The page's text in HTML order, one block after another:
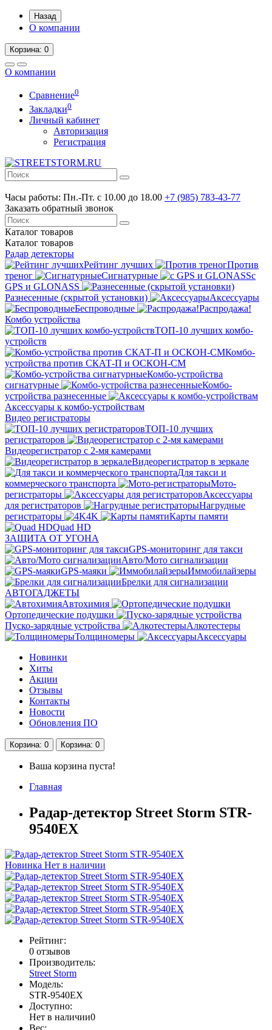
Назад
О компании
Корзина: 0
О компании
Сравнение0
Закладки0
Личный кабинет
Авторизация
Регистрация
Часы работы: Пн.-Пт. с 10.00 до 18.00 +7 (985) 783-43-77
Заказать обратный звонок
Каталог товаров
Каталог товаров
Радар детекторы
Рейтинг лучших
Против
треног
Сигнатурные
с
GPS и GLONASS
Разнесенные (скрытой установки)
Аксессуары
Беспроводные
Распродажа!
Комбо устройства
ТОП-10 лучших комбо-
устройств
Комбо-
устройства против СКАТ-П и ОСКОН-СМ
Комбо-устройства
сигнатурные
Комбо-
устройства разнесенные
Аксессуары к комбо-устройствам
Видео регистраторы
ТОП-10 лучших
регистраторов
Видеорегистратор с 2-мя камерами
Видеорегистратор в зеркале
Для такси и
коммерческого транспорта
Мото-
регистраторы
Аксессуары
для регистраторов
Нагрудные
регистраторы
4K
Карты памяти
Quad HD
ЗАЩИТА ОТ УГОНА
GPS-мониторинг для такси
Авто/Мото сигнализации
GPS-маяки
Иммобилайзеры
Брелки для сигнализации
АВТОГАДЖЕТЫ
Автохимия
Ортопедические подушки
Пуско-зарядные устройства
Алкотестеры
Толщиномеры
Аксессуары
Новинки
Хиты
Акции
Отзывы
Контакты
Новости
Обновления ПО
Корзина: 0 Корзина: 0
Ваша корзина пуста!
Главная
Радар-детектор Street Storm STR-
9540EX
Новинка Нет в наличии
Рейтинг:
0 отзывов
Производитель:
Street Storm
Модель:
STR-9540EX
Доступно:
Нет в наличии0